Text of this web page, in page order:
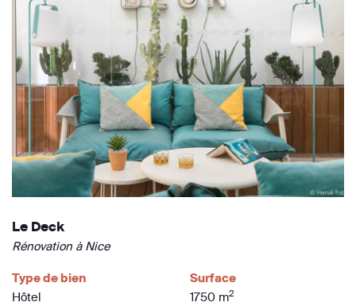
Le Deck
Rénovation à Nice
Type de bien
Hôtel
Surface
1750 m2